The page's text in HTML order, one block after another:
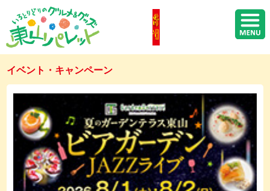
イベント・キャンペーン